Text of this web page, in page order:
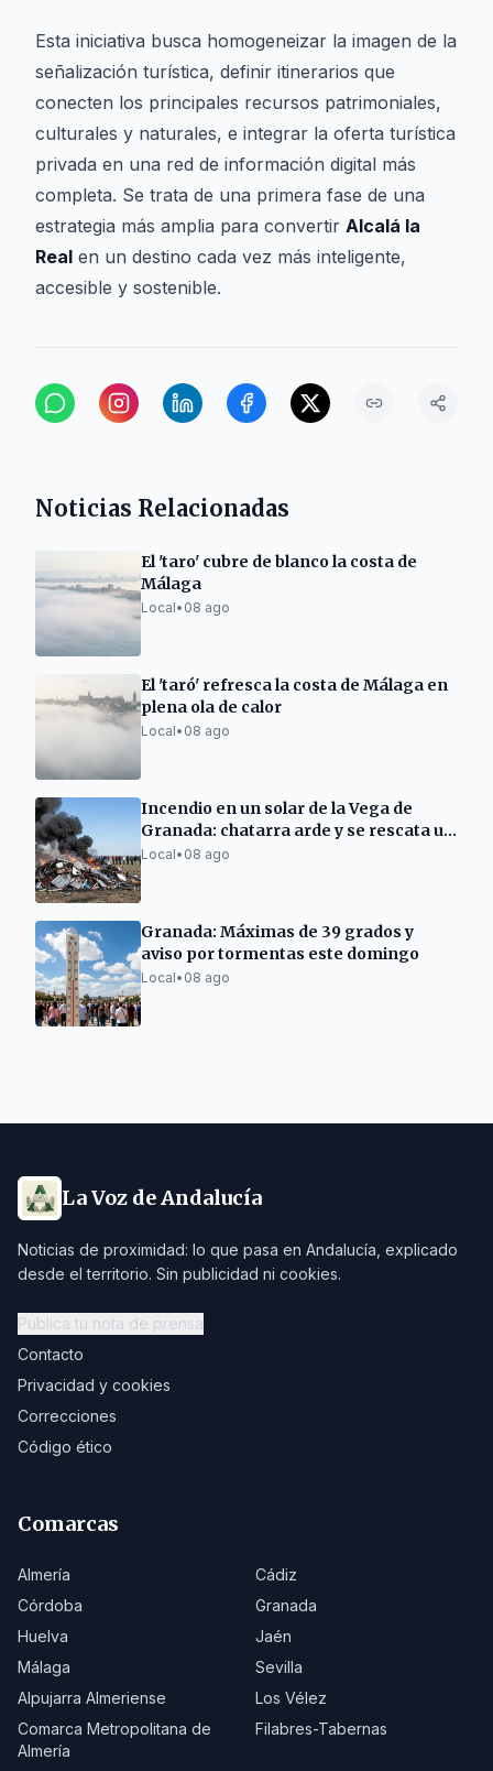
Esta iniciativa busca homogeneizar la imagen de la
señalización turística, definir itinerarios que
conecten los principales recursos patrimoniales,
culturales y naturales, e integrar la oferta turística
privada en una red de información digital más
completa. Se trata de una primera fase de una
estrategia más amplia para convertir Alcalá la
Real en un destino cada vez más inteligente,
accesible y sostenible.
Noticias Relacionadas
El 'taro' cubre de blanco la costa de
Málaga
Local• 08 ago
El 'taró' refresca la costa de Málaga en
plena ola de calor
Local• 08 ago
Incendio en un solar de la Vega de
Granada: chatarra arde y se rescata un
perro
Local• 08 ago
Granada: Máximas de 39 grados y
aviso por tormentas este domingo
Local• 08 ago
La Voz de Andalucía
Noticias de proximidad: lo que pasa en Andalucía, explicado
desde el territorio. Sin publicidad ni cookies.
Publica tu nota de prensa
Contacto
Privacidad y cookies
Correcciones
Código ético
Comarcas
Almería
Cádiz
Córdoba
Granada
Huelva
Jaén
Málaga
Sevilla
Alpujarra Almeriense
Los Vélez
Comarca Metropolitana de
Almería
Filabres-Tabernas